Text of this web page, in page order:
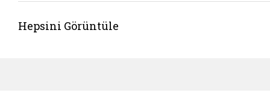
Hepsini Görüntüle